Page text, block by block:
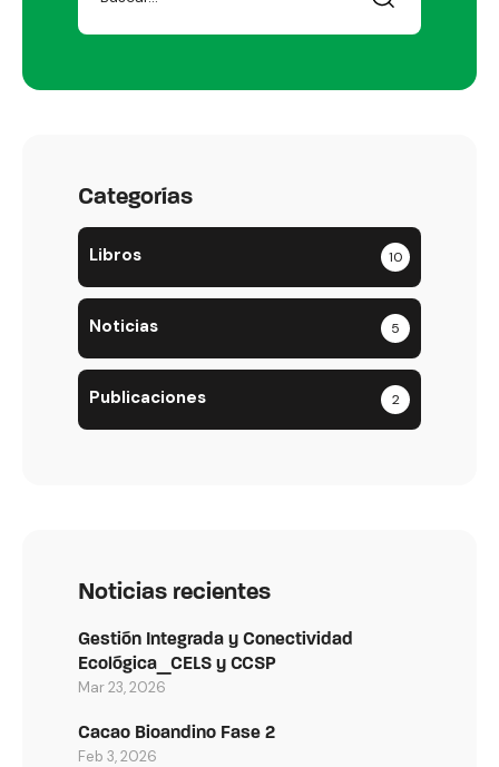
Categorías
Libros 10
Noticias 5
Publicaciones 2
Noticias recientes
Gestión Integrada y Conectividad
Ecológica_CELS y CCSP
Mar 23, 2026
Cacao Bioandino Fase 2
Feb 3, 2026